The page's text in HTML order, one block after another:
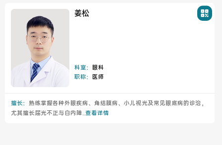
姜松
科室： 眼科
职称：
医师
擅长： 熟练掌握各种外眼疾病、角结膜病、小儿视光及常见眼底病的诊治，
尤其擅长屈光不正与白内障...查看详情